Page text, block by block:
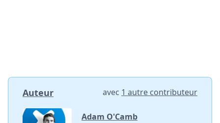
Auteur avec 1 autre contributeur
Adam O'Camb